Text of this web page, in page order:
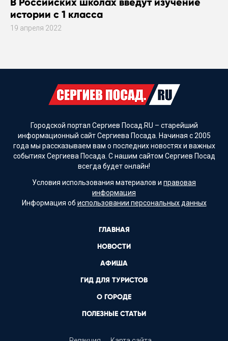
истории с 1 класса
19 апреля 2022
Городской портал Сергиев Посад.RU – старейший
информационный сайт Сергиева Посада. Начиная с 2005
года мы рассказываем вам о последних новостях и важных
событиях Сергиева Посада. С нашим сайтом Сергиев Посад
всегда будет онлайн!
Условия использования материалов и правовая
информация
Информация об использовании персональных данных
ГЛАВНАЯ
НОВОСТИ
АФИША
ГИД ДЛЯ ТУРИСТОВ
О ГОРОДЕ
ПОЛЕЗНЫЕ СТАТЬИ